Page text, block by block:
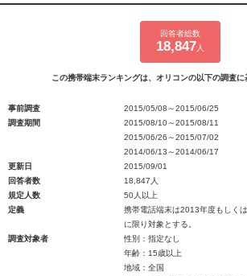
回答者総数
18,847 人
この携帯端末ランキングは、オリコンの以下の調査に
事前調査
2015/05/08～2015/06/25
調査期間
2015/08/10～2015/08/11
2015/06/26～2015/07/02
2014/06/13～2014/06/17
更新日
2015/09/01
回答者数
18,847人
規定人数
50人以上
定義
携帯電話端末は2013年度もしく
に限り対象とする。
調査対象者
性別：指定なし
年齢：15歳以上
地域：全国